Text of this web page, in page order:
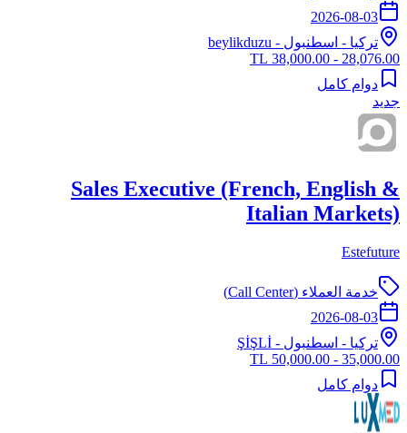
2026-08-03
تركيا - اسطنبول - beylikduzu
28,076.00 - 38,000.00 TL
دوام كامل
جديد
Sales Executive (French, English &
Italian Markets)
Estefuture
خدمة العملاء (Call Center)
2026-08-03
تركيا - اسطنبول - ŞİŞLİ
35,000.00 - 50,000.00 TL
دوام كامل